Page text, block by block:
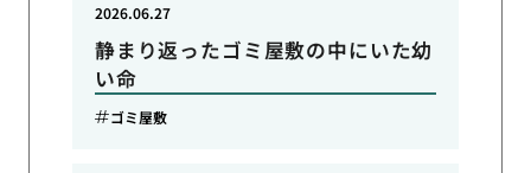
静まり返ったゴミ屋敷の中にいた幼
い命
2026.06.27
ゴミ屋敷